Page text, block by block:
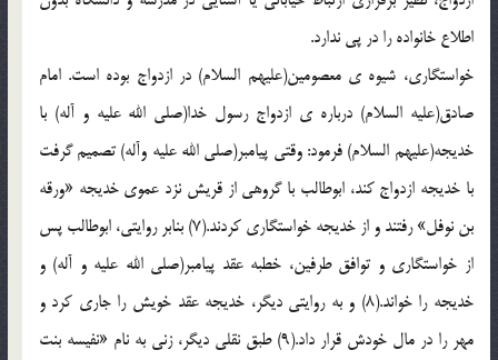
اطلاع خانواده را در پي ندارد.
خواستگاري، شيوه ي معصومين(عليهم السلام) در ازدواج بوده است. امام
صادق(عليه السلام) درباره ي ازدواج رسول خدا(صلي الله عليه و آله) با
خديجه(عليهم السلام) فرمود: وقتي پيامبر(صلي الله عليه وآله) تصميم گرفت
با خديجه ازدواج کند، ابوطالب با گروهي از قريش نزد عموي خديجه «ورقه
بن نوفل» رفتند و از خديجه خواستگاري کردند.(7) بنابر روايتي، ابوطالب پس
از خواستگاري و توافق طرفين، خطبه عقد پيامبر(صلي الله عليه و آله) و
خديجه را خواند.(8) و به روايتي ديگر، خديجه عقد خويش را جاري کرد و
مهر را در مال خودش قرار داد.(9) طبق نقلي ديگر، زني به نام «نفيسه بنت